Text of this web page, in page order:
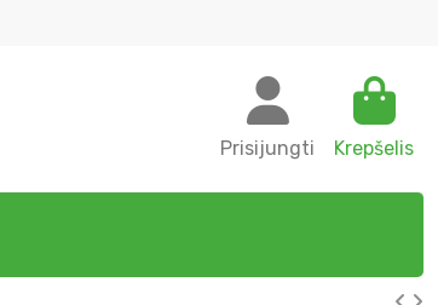
Prisijungti Krepšelis